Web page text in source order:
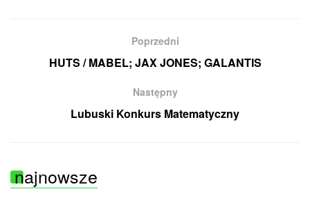
Poprzedni
HUTS / MABEL; JAX JONES; GALANTIS
Następny
Lubuski Konkurs Matematyczny
najnowsze